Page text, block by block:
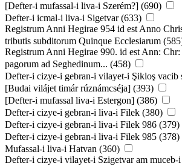
[Defter-i mufassal-i liva-i Szerém?] (690)
Defter-i icmal-i liva-i Sigetvar (633)
Registrum Anni Hegirae 954 id est Anno
tributis subditorum Quinque Ecclesiarum
Registrum Anni Hegirae 990. id est Ann:
pagorum ad Seghedinum... (458)
Defter-i cizye-i gebran-i vilayet-i Şikloş vacib
[Budai vilájet timár rúznámcséja] (393)
[Defter-i mufassal liva-i Estergon] (386)
Defter-i cizye-i gebran-i liva-i Filek (380)
Defter-i cizye-i gebran-i liva-i Filek 986 (379)
Defter-i cizye-i gebran-i liva-i Filek 985 (378)
Mufassal-i liva-i Hatvan (360)
Defter-i cizye-i vilayet-i Szigetvar am muceb-